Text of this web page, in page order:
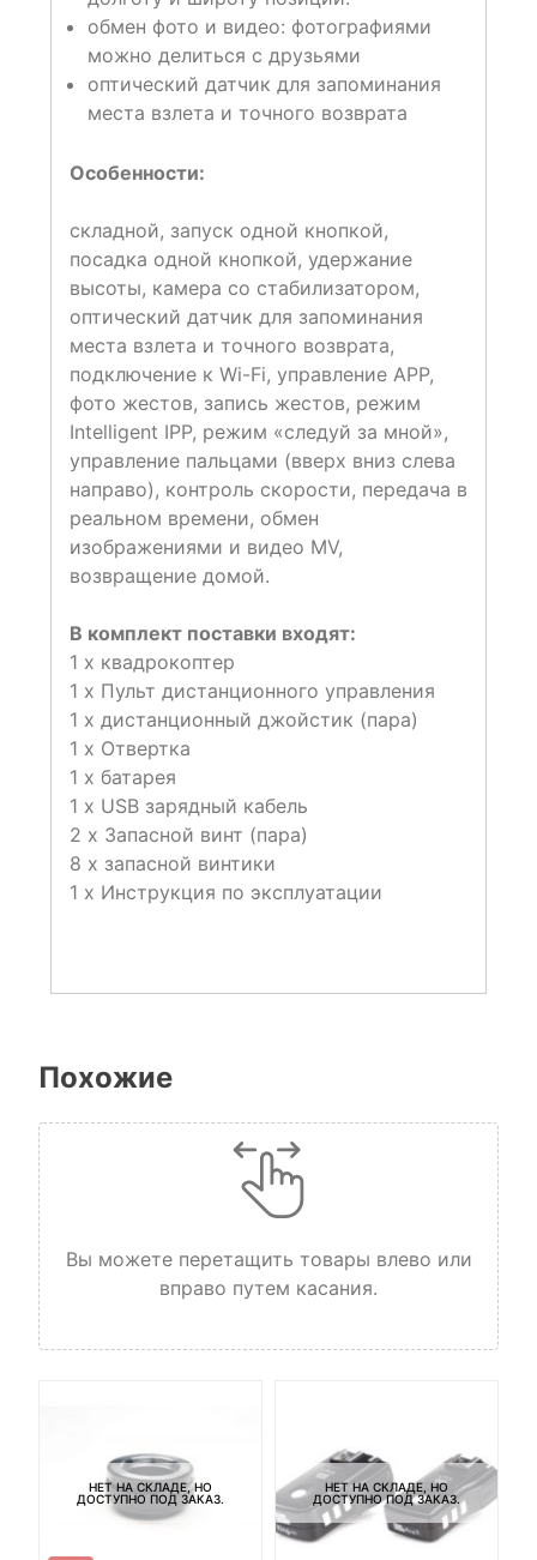
обмен фото и видео: фотографиями
можно делиться с друзьями
оптический датчик для запоминания
места взлета и точного возврата
Особенности:
складной, запуск одной кнопкой,
посадка одной кнопкой, удержание
высоты, камера со стабилизатором,
оптический датчик для запоминания
места взлета и точного возврата,
подключение к Wi-Fi, управление APP,
фото жестов, запись жестов, режим
Intelligent IPP, режим «следуй за мной»,
управление пальцами (вверх вниз слева
направо), контроль скорости, передача в
реальном времени, обмен
изображениями и видео MV,
возвращение домой.
В комплект поставки входят:
1 х квадрокоптер
1 х Пульт дистанционного управления
1 х дистанционный джойстик (пара)
1 х Отвертка
1 х батарея
1 х USB зарядный кабель
2 х Запасной винт (пара)
8 х запасной винтики
1 х Инструкция по эксплуатации
Похожие
Вы можете перетащить товары влево или
вправо путем касания.
НЕТ НА СКЛАДЕ, НО
ДОСТУПНО ПОД ЗАКАЗ.
НЕТ НА СКЛАДЕ, НО
ДОСТУПНО ПОД ЗАКАЗ.